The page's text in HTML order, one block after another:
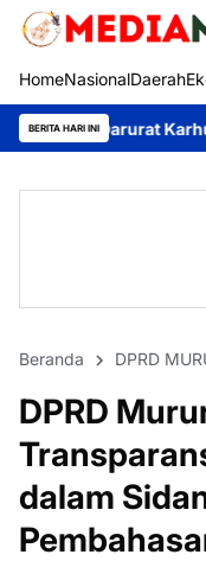
HomeNasionalDaerah
BERITA HARI INI
Karhutla, Dorong
Beranda DPRD
DPRD
dalam